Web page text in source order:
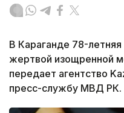
В Караганде 78-
жертвой изощренной
передает агентство
пресс-службу МВД РК.